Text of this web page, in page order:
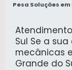
Pesa Soluções
Sul Se a
mecânicas
Grande do